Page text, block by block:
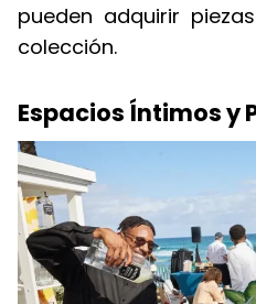
pueden adquirir
colección.
Espacios Íntimos y